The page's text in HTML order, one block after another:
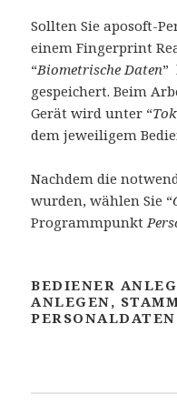
Sollten Sie aposoft-
einem Fingerprint
“Biometrische Daten”
gespeichert. Beim
Gerät wird unter “
dem jeweiligem
Nachdem die
wurden, wählen Sie “
Programmpunkt
BEDIENER
ANLEGEN,
PERSONALDATEN